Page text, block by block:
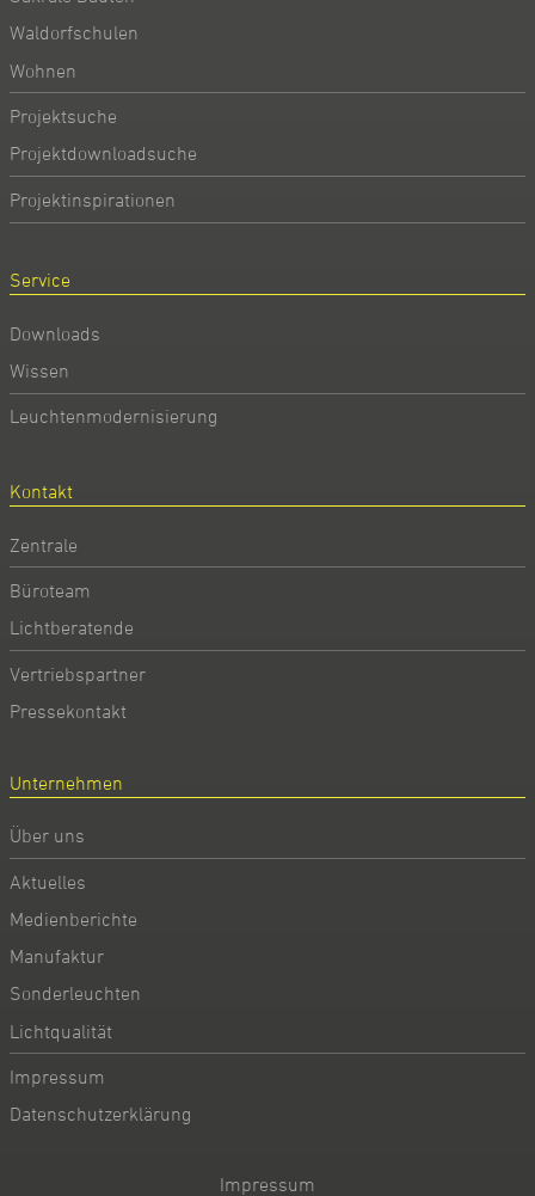
Waldorfschulen
Wohnen
Projektsuche
Projektdownloadsuche
Projektinspirationen
Service
Downloads
Wissen
Leuchtenmodernisierung
Kontakt
Zentrale
Büroteam
Lichtberatende
Vertriebspartner
Pressekontakt
Unternehmen
Über uns
Aktuelles
Medienberichte
Manufaktur
Sonderleuchten
Lichtqualität
Impressum
Datenschutzerklärung
Impressum